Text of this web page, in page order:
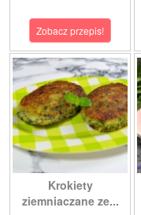
Zobacz przepis!
Krokiety
ziemniaczane ze...